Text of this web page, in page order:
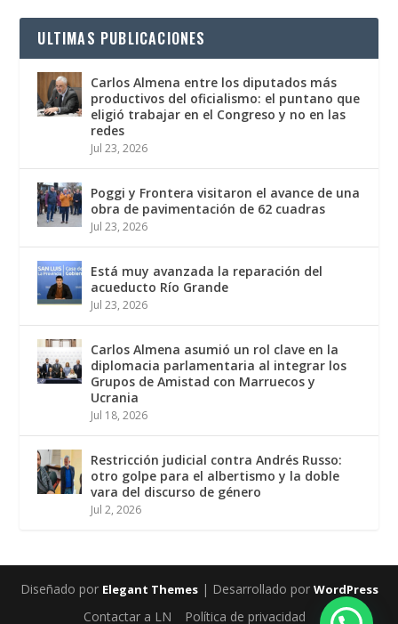
ULTIMAS PUBLICACIONES
Carlos Almena entre los diputados más
productivos del oficialismo: el puntano que
eligió trabajar en el Congreso y no en las
redes
Jul 23, 2026
Poggi y Frontera visitaron el avance de una
obra de pavimentación de 62 cuadras
Jul 23, 2026
Está muy avanzada la reparación del
acueducto Río Grande
Jul 23, 2026
Carlos Almena asumió un rol clave en la
diplomacia parlamentaria al integrar los
Grupos de Amistad con Marruecos y
Ucrania
Jul 18, 2026
Restricción judicial contra Andrés Russo:
otro golpe para el albertismo y la doble
vara del discurso de género
Jul 2, 2026
Diseñado por Elegant Themes| Desarrollado por WordPress
Contactar a LN Política de privacidad